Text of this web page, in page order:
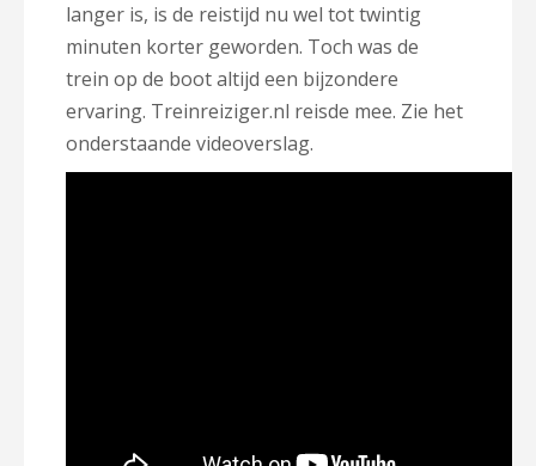
langer is, is de reistijd nu wel tot twintig
minuten korter geworden. Toch was de
trein op de boot altijd een bijzondere
ervaring. Treinreiziger.nl reisde mee. Zie het
onderstaande videoverslag.